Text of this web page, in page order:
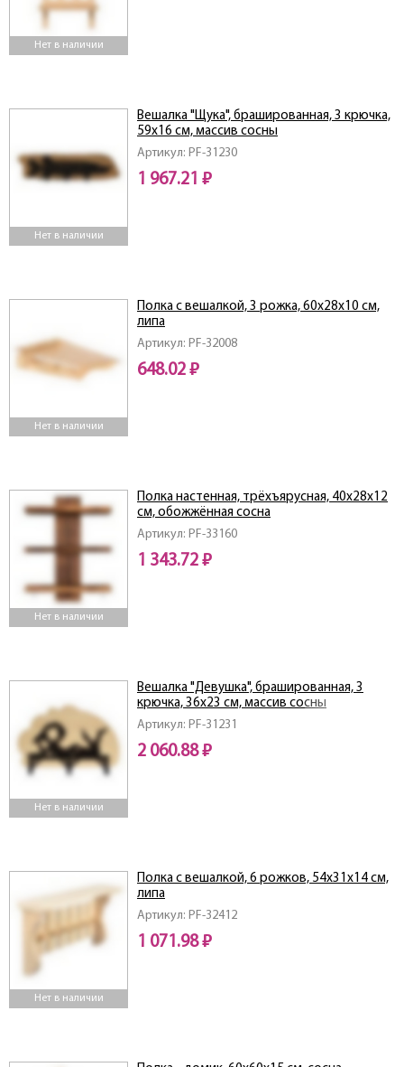
Нет в наличии
Нет в наличии
Артикул: PF-31230
Вешалка "Щука", брашированная, 3 крючка,
59х16 см, массив сосны
1 967.21 ₽
Нет в наличии
Артикул: PF-32008
Полка с вешалкой, 3 рожка, 60х28х10 см,
липа
648.02 ₽
Нет в наличии
Артикул: PF-33160
Полка настенная, трёхъярусная, 40х28х12
см, обожжённая сосна
1 343.72 ₽
Нет в наличии
Артикул: PF-31231
Вешалка "Девушка", брашированная, 3
крючка, 36х23 см, массив сосны
2 060.88 ₽
Нет в наличии
Артикул: PF-32412
Полка с вешалкой, 6 рожков, 54х31х14 см,
липа
1 071.98 ₽